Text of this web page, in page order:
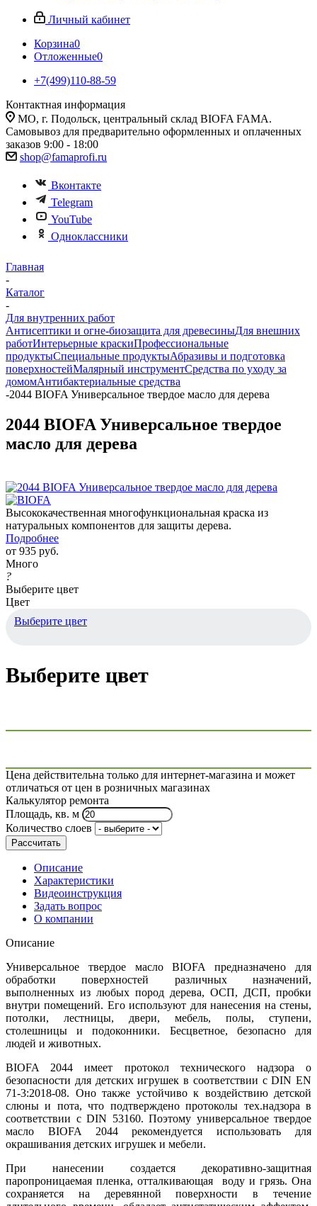
Личный кабинет
Корзина0
Отложенные0
+7(499)110-88-59
Контактная информация
МО, г. Подольск, центральный склад BIOFA FAMA.
Самовывоз для предварительно оформленных и оплаченных
заказов 9:00 - 18:00
shop@famaprofi.ru
Вконтакте
Telegram
YouTube
Одноклассники
Главная
-
Каталог
-
Для внутренних работ
Антисептики и огне-биозащита для древесиныДля внешних
работИнтерьерные краскиПрофессиональные
продуктыСпециальные продуктыАбразивы и подготовка
поверхностейМалярный инструментСредства по уходу за
домомАнтибактериальные средства
-2044 BIOFA Универсальное твердое масло для дерева
2044 BIOFA Универсальное твердое
масло для дерева
Высококачественная многофункциональная краска из
натуральных компонентов для защиты дерева.
Подробнее
от 935 руб.
Много
?
Выберите цвет
Цвет
Выберите цвет
Выберите цвет
Цена действительна только для интернет-магазина и может
отличаться от цен в розничных магазинах
Калькулятор ремонта
Площадь, кв. м
Количество слоев
Рассчитать
Описание
Характеристики
Видеоинструкция
Задать вопрос
О компании
Описание
Универсальное твердое масло BIOFA предназначено для
обработки поверхностей различных назначений,
выполненных из любых пород дерева, ОСП, ДСП, пробки
внутри помещений. Его используют для нанесения на стены,
потолки, лестницы, двери, мебель, полы, ступени,
столешницы и подоконники. Бесцветное, безопасно для
людей и животных.
BIOFA 2044 имеет протокол технического надзора о
безопасности для детских игрушек в соответствии с DIN EN
71-3:2018-08. Оно также устойчиво к воздействию детской
слюны и пота, что подтверждено протоколы тех.надзора в
соответствии с DIN 53160. Поэтому универсальное твердое
масло BIOFA 2044 рекомендуется использовать для
окрашивания детских игрушек и мебели.
При нанесении создается декоративно-защитная
паропроницаемая пленка, отталкивающая воду и грязь. Она
сохраняется на деревянной поверхности в течение